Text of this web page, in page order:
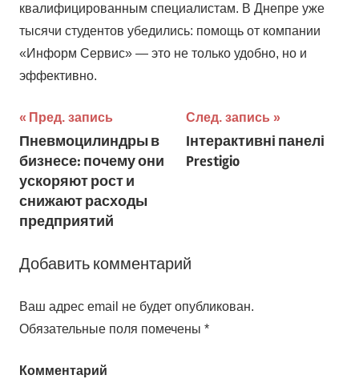
квалифицированным специалистам. В Днепре уже
тысячи студентов убедились: помощь от компании
«Информ Сервис» — это не только удобно, но и
эффективно.
Навигация
по
записям
Пред. запись
Пневмоцилиндры в
бизнесе: почему они
ускоряют рост и
снижают расходы
предприятий
След. запись
Інтерактивні панелі
Prestigio
Добавить комментарий
Ваш адрес email не будет опубликован.
Обязательные поля помечены *
Комментарий